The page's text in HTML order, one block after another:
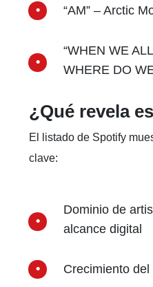
“AM” – Arctic
“WHEN WE
WHERE DO
¿Qué revela
El listado de Spotify
clave:
Dominio de
alcance digital
Crecimiento